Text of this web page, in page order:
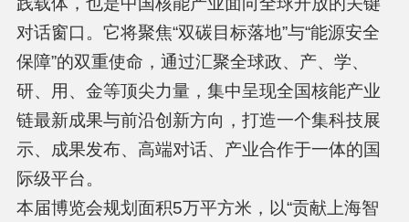
对话窗口。它将聚焦“双碳目标落地”与“能源安全
保障”的双重使命，通过汇聚全球政、产、学、
研、用、金等顶尖力量，集中呈现全国核能产业
链最新成果与前沿创新方向，打造一个集科技展
示、成果发布、高端对话、产业合作于一体的国
际级平台。
本届博览会规划面积5万平方米，以“贡献上海智